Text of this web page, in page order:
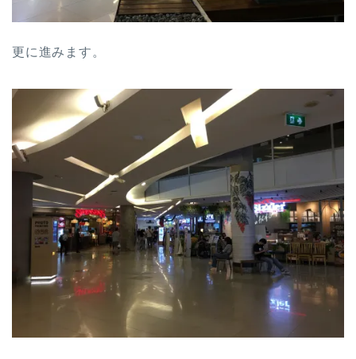
更に進みます。